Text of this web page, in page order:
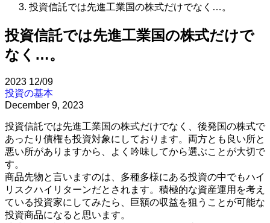
投資信託では先進工業国の株式だけでなく…。
投資信託では先進工業国の株式だけで
なく…。
2023 12/09
投資の基本
December 9, 2023
投資信託では先進工業国の株式だけでなく、後発国の株式で
あったり債権も投資対象にしております。両方とも良い所と
悪い所がありますから、よく吟味してから選ぶことが大切で
す。
商品先物と言いますのは、多種多様にある投資の中でもハイ
リスクハイリターンだとされます。積極的な資産運用を考え
ている投資家にしてみたら、巨額の収益を狙うことが可能な
投資商品になると思います。